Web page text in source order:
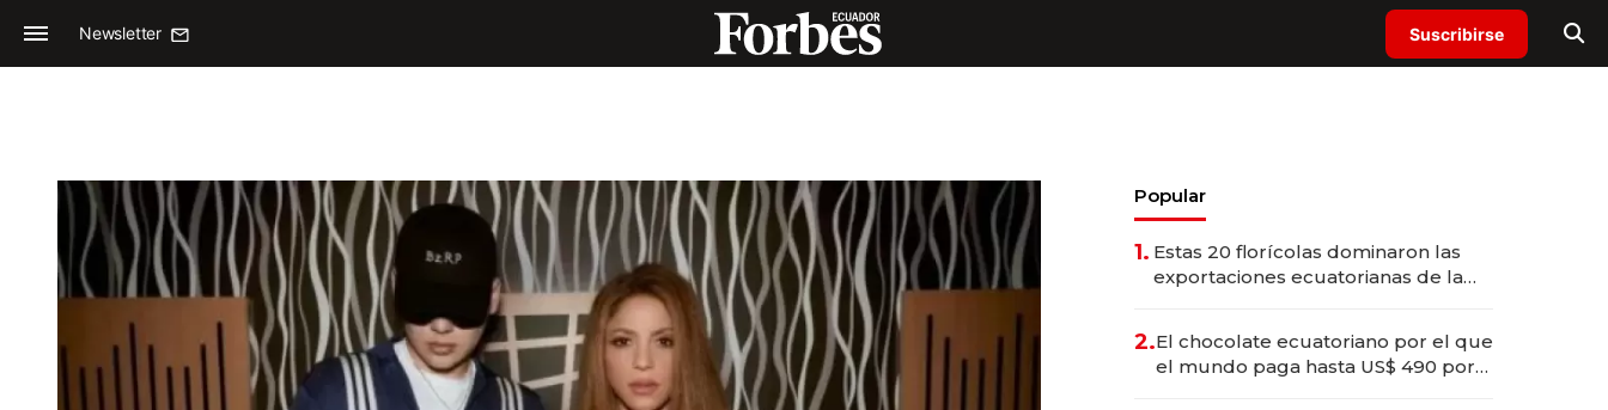
Newsletter Suscribirse
Popular
1. Estas 20 florícolas dominaron las
exportaciones ecuatorianas de la
2.El chocolate ecuatoriano por el que
el mundo paga hasta US$ 490 por